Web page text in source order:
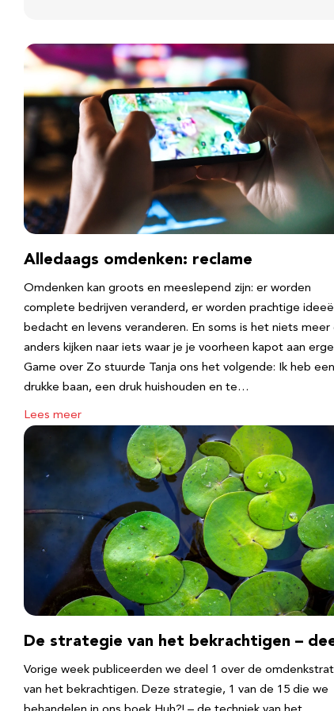
Alledaags omdenken: reclame
Omdenken kan groots en meeslepend zijn: er worden
complete bedrijven veranderd, er worden prachtige
bedacht en levens veranderen. En soms is het niets meer
anders kijken naar iets waar je je voorheen kapot aan
Game over Zo stuurde Tanja ons het volgende: Ik heb een
drukke baan, een druk huishouden en te…
Lees meer
De strategie van het bekrachtigen –
Vorige week publiceerden we deel 1 over de
van het bekrachtigen. Deze strategie, 1 van de 15 die we